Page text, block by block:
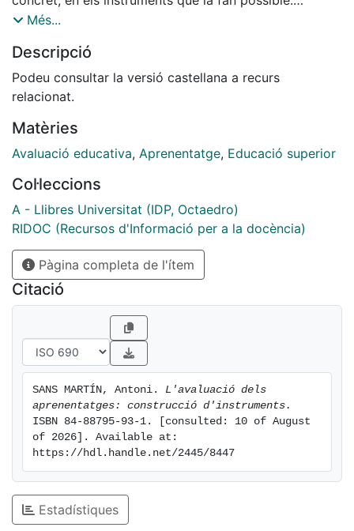
info:eu-repo/semantics/publishedVersion
Més...
Descripció
Podeu consultar la versió castellana a recurs
relacionat.
Matèries
Avaluació educativa, Aprenentatge, Educació superior
Col·leccions
A - Llibres Universitat (IDP, Octaedro)
RIDOC (Recursos d'Informació per a la docència)
Pàgina completa de l'ítem
Citació
SANS MARTÍN, Antoni. L'avaluació dels
aprenentatges: construcció d'instruments.
ISBN 84-88795-93-1. [consulted: 10 of August
of 2026]. Available at:
https://hdl.handle.net/2445/8447
Estadístiques